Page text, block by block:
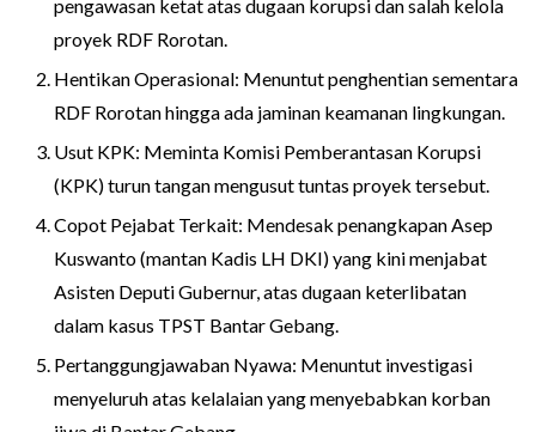
pengawasan ketat atas dugaan korupsi dan salah kelola
proyek RDF Rorotan.
Hentikan Operasional: Menuntut penghentian sementara
RDF Rorotan hingga ada jaminan keamanan lingkungan.
Usut KPK: Meminta Komisi Pemberantasan Korupsi
(KPK) turun tangan mengusut tuntas proyek tersebut.
Copot Pejabat Terkait: Mendesak penangkapan Asep
Kuswanto (mantan Kadis LH DKI) yang kini menjabat
Asisten Deputi Gubernur, atas dugaan keterlibatan
dalam kasus TPST Bantar Gebang.
Pertanggungjawaban Nyawa: Menuntut investigasi
menyeluruh atas kelalaian yang menyebabkan korban